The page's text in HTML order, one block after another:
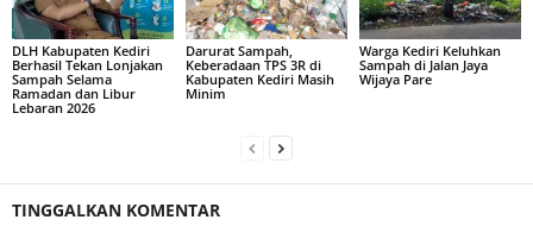
DLH Kabupaten Kediri
Berhasil Tekan Lonjakan
Sampah Selama
Ramadan dan Libur
Lebaran 2026
Darurat Sampah,
Keberadaan TPS 3R di
Kabupaten Kediri Masih
Minim
Warga Kediri Keluhkan
Sampah di Jalan Jaya
Wijaya Pare
TINGGALKAN KOMENTAR